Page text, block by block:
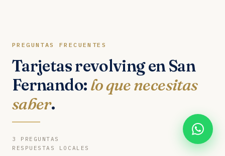
PREGUNTAS FRECUENTES
Tarjetas revolving en San
Fernando: lo que necesitas
saber.
3 PREGUNTAS
RESPUESTAS LOCALES